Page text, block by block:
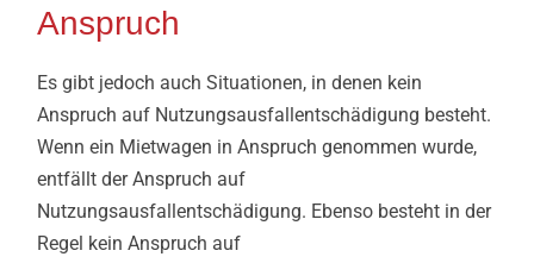
Anspruch
Es gibt jedoch auch Situationen, in denen kein
Anspruch auf Nutzungsausfallentschädigung besteht.
Wenn ein Mietwagen in Anspruch genommen wurde,
entfällt der Anspruch auf
Nutzungsausfallentschädigung. Ebenso besteht in der
Regel kein Anspruch auf